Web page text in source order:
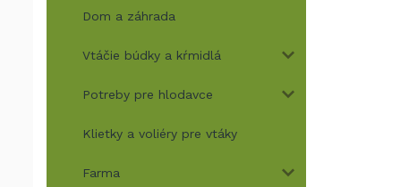
Dom a záhrada
Vtáčie búdky a kŕmidlá
Potreby pre hlodavce
Klietky a voliéry pre vtáky
Farma